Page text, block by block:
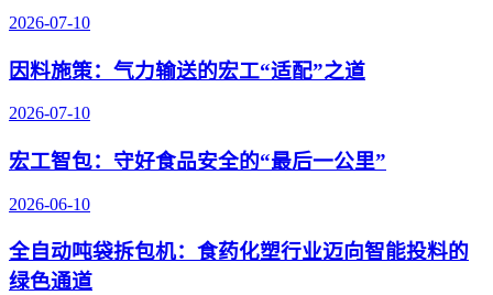
2026-07-10
因料施策：气力输送的宏工“适配”之道
2026-07-10
宏工智包：守好食品安全的“最后一公里”
2026-06-10
全自动吨袋拆包机：食药化塑行业迈向智能投料的
绿色通道